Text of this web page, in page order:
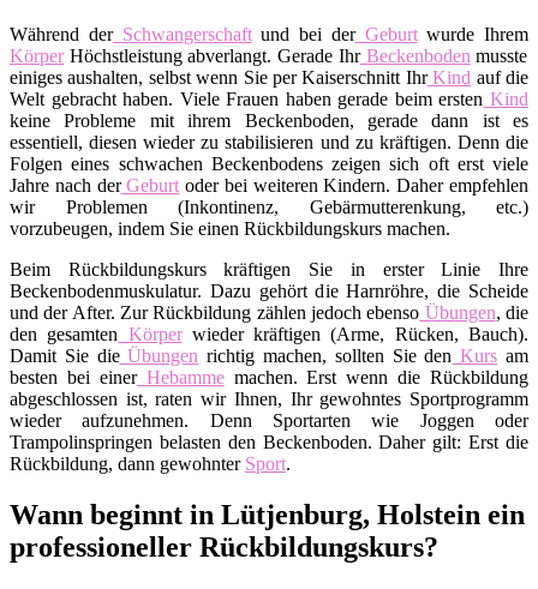
Während derSchwangerschaftund bei derGeburtwurde Ihrem
KörperHöchstleistung abverlangt. Gerade IhrBeckenboden musste
einiges aushalten, selbst wenn Sie per Kaiserschnitt IhrKind auf die
Welt gebracht haben. Viele Frauen haben gerade beim ersten Kind
keine Probleme mit ihrem Beckenboden, gerade dann ist es
essentiell, diesen wieder zu stabilisieren und zu kräftigen. Denn die
Folgen eines schwachen Beckenbodens zeigen sich oft erst viele
Jahre nach derGeburt oder bei weiteren Kindern. Daher empfehlen
wir Problemen (Inkontinenz, Gebärmutterenkung, etc.)
vorzubeugen, indem Sie einen Rückbildungskurs machen.
Beim Rückbildungskurs kräftigen Sie in erster Linie Ihre
Beckenbodenmuskulatur. Dazu gehört die Harnröhre, die Scheide
und der After. Zur Rückbildung zählen jedoch ebenso Übungen, die
den gesamten Körperwieder kräftigen (Arme, Rücken, Bauch).
Damit Sie dieÜbungen richtig machen, sollten Sie den Kurs am
besten bei einerHebammemachen. Erst wenn die Rückbildung
abgeschlossen ist, raten wir Ihnen, Ihr gewohntes Sportprogramm
wieder aufzunehmen. Denn Sportarten wie Joggen oder
Trampolinspringen belasten den Beckenboden. Daher gilt: Erst die
Rückbildung, dann gewohnter Sport.
Wann beginnt in Lütjenburg, Holstein ein
professioneller Rückbildungskurs?